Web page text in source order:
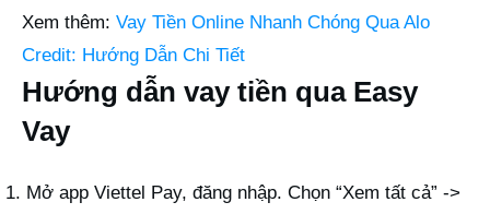
Xem thêm: Vay Tiền Online Nhanh Chóng Qua Alo
Credit: Hướng Dẫn Chi Tiết
Hướng dẫn vay tiền qua Easy
Vay
Mở app Viettel Pay, đăng nhập. Chọn “Xem tất cả” ->